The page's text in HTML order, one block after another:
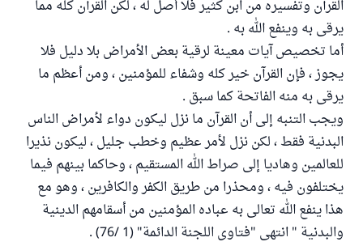
القرآن وتفسيره من ابن كثير فلا أصل له ، لكن القرآن كله مما
يرقى به وينفع الله به .
أما تخصيص آيات معينة لرقية بعض الأمراض بلا دليل فلا
يجوز ، فإن القرآن خير كله وشفاء للمؤمنين ، ومن أعظم ما
يرقى به منه الفاتحة كما سبق .
ويجب التنبه إلى أن القرآن ما نزل ليكون دواء لأمراض الناس
البدنية فقط ، لكن نزل لأمر عظيم وخطب جليل ، ليكون نذيرا
للعالمين وهاديا إلى صراط الله المستقيم ، وحاكما بينهم فيما
يختلفون فيه ، ومحذرا من طريق الكفر والكافرين ، وهو مع
هذا ينفع الله تعالى به عباده المؤمنين من أسقامهم الدينية
والبدنية " انتهى "فتاوى اللجنة الدائمة" (1 /76) .